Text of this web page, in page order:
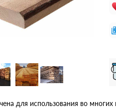
для использования во